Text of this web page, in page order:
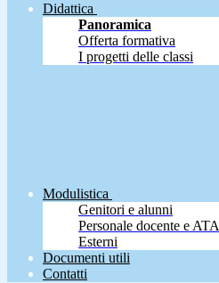
Didattica
Panoramica
Offerta formativa
I progetti delle classi
Modulistica
Genitori e alunni
Personale docente e ATA
Esterni
Documenti utili
Contatti